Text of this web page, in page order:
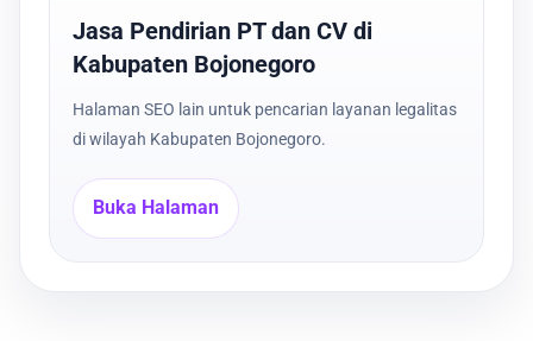
Jasa Pendirian PT dan CV di
Kabupaten Bojonegoro
Halaman SEO lain untuk pencarian layanan legalitas
di wilayah Kabupaten Bojonegoro.
Buka Halaman